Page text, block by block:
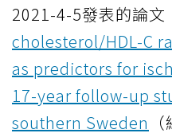
2021-4-5發表的論文
cholesterol/HDL-C
as predictors for
17-year follow-up
southern Sweden